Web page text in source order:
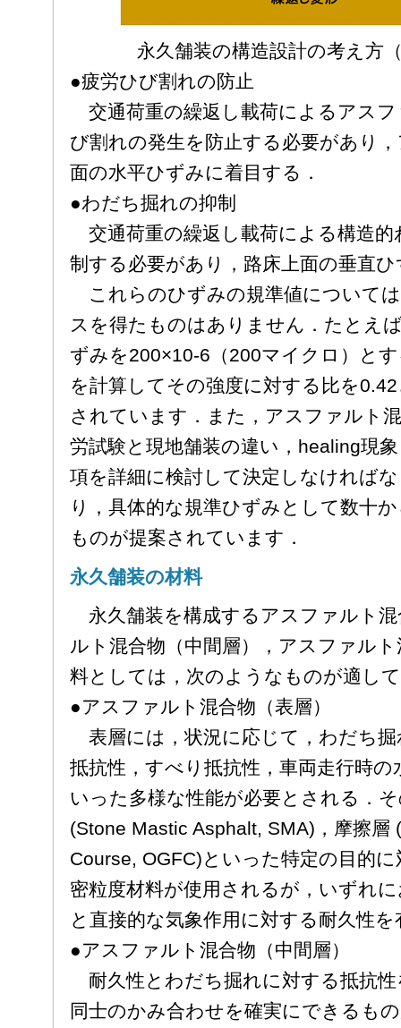
永久舗装の構造設計の考え方
●疲労ひび割れの防止
交通荷重の繰返し載荷によるアス
び割れの発生を防止する必要があり
面の水平ひずみに着目する．
●わだち掘れの抑制
交通荷重の繰返し載荷による構造的
制する必要があり，路床上面の垂直
これらのひずみの規準値について
スを得たものはありません．たとえ
ずみを200×10-6（200マイクロ）と
を計算してその強度に対する比を
されています．また，アスファルト
労試験と現地舗装の違い，healing現
項を詳細に検討して決定しなければ
り，具体的な規準ひずみとして数十
ものが提案されています．
永久舗装の材料
永久舗装を構成するアスファルト
ルト混合物（中間層），アスファル
料としては，次のようなものが適し
●アスファルト混合物（表層）
表層には，状況に応じて，わだち
抵抗性，すべり抵抗性，車両走行時
いった多様な性能が必要とされる．
(Stone Mastic Asphalt, SMA)，摩擦層
Course, OGFC)といった特定の目的
密粒度材料が使用されるが，いずれ
と直接的な気象作用に対する耐久性
●アスファルト混合物（中間層）
耐久性とわだち掘れに対する抵抗
同士のかみ合わせを確実にできるも